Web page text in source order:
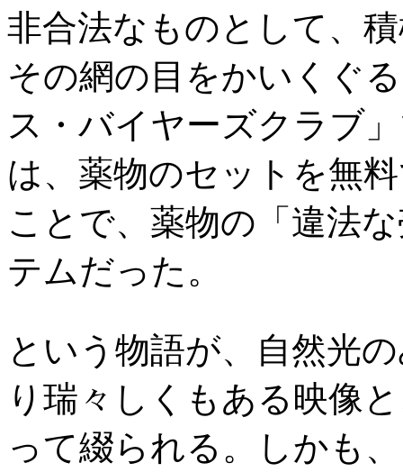
非合法なものとして、
その網の目をかいくぐ
ス・バイヤーズクラブ
は、薬物のセットを無
ことで、薬物の「違法
テムだった。
という物語が、自然光
り瑞々しくもある映像
って綴られる。しかも